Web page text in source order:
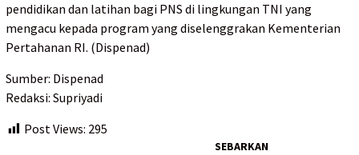
pendidikan dan latihan bagi PNS di lingkungan TNI yang
mengacu kepada program yang diselenggrakan Kementerian
Pertahanan RI. (Dispenad)
Sumber: Dispenad
Redaksi: Supriyadi
Post Views: 295
SEBARKAN